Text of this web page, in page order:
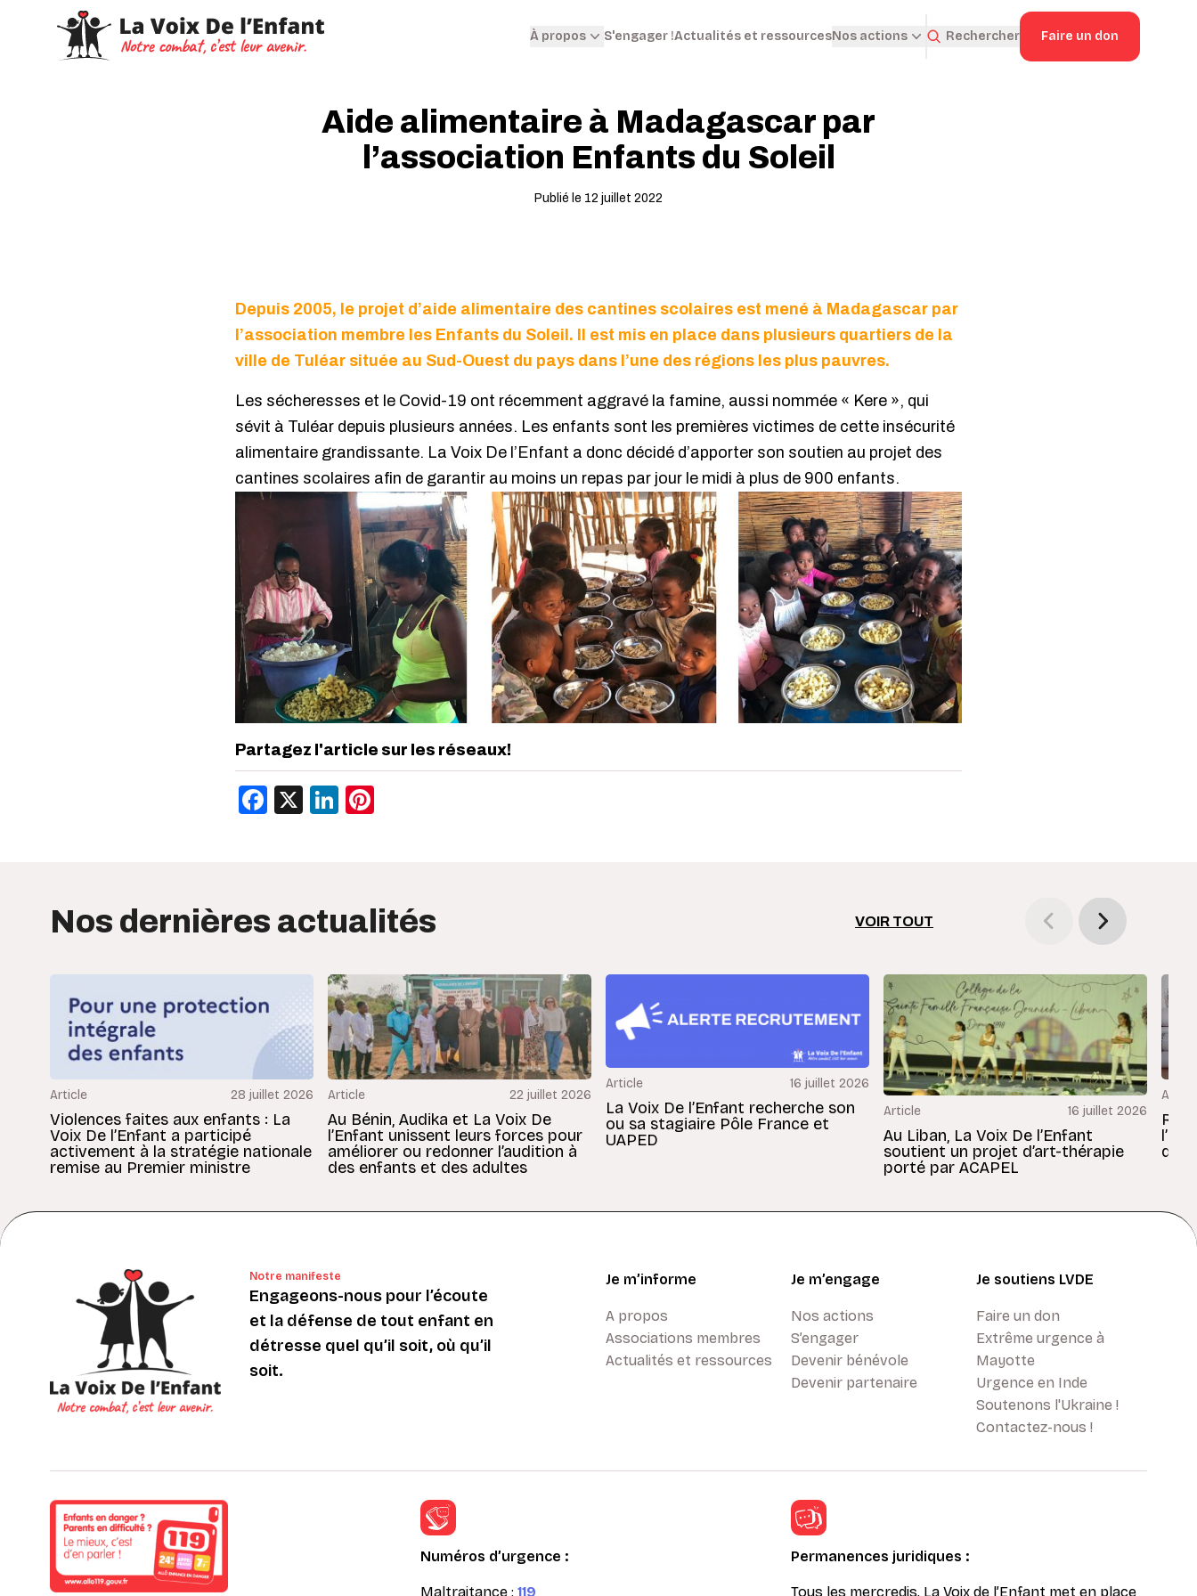
À propos S'engager !Actualités et ressourcesNos actions Rechercher Faire un don
Aide alimentaire à Madagascar par
l’association Enfants du Soleil
Publié le 12 juillet 2022
Depuis 2005, le projet d’aide alimentaire des cantines scolaires est mené à Madagascar par
l’association membre les Enfants du Soleil. Il est mis en place dans plusieurs quartiers de la
ville de Tuléar située au Sud-Ouest du pays dans l’une des régions les plus pauvres.
Les sécheresses et le Covid-19 ont récemment aggravé la famine, aussi nommée « Kere », qui
sévit à Tuléar depuis plusieurs années. Les enfants sont les premières victimes de cette insécurité
alimentaire grandissante. La Voix De l’Enfant a donc décidé d’apporter son soutien au projet des
cantines scolaires afin de garantir au moins un repas par jour le midi à plus de 900 enfants.
Partagez l'article sur les réseaux!
Facebook
X LinkedIn
Nos dernières actualités VOIR TOUT
Article 28 juillet 2026
Violences faites aux enfants : La
Voix De l’Enfant a participé
activement à la stratégie nationale
remise au Premier ministre
Article 22 juillet 2026
Au Bénin, Audika et La Voix De
l’Enfant unissent leurs forces pour
améliorer ou redonner l’audition à
des enfants et des adultes
Article 16 juillet 2026
La Voix De l’Enfant recherche son
ou sa stagiaire Pôle France et
UAPED
Article 16 juillet 2026
Au Liban, La Voix De l’Enfant
soutient un projet d’art-thérapie
porté par ACAPEL
Notre manifeste
Engageons-nous pour l’écoute
et la défense de tout enfant en
détresse quel qu’il soit, où qu’il
soit.
Je m’informe
A propos
Associations membres
Actualités et ressources
Je m’engage
Nos actions
S’engager
Devenir bénévole
Devenir partenaire
Je soutiens LVDE
Faire un don
Extrême urgence à
Mayotte
Urgence en Inde
Soutenons l'Ukraine !
Contactez-nous !
Numéros d’urgence :
Maltraitance : 119
Permanences juridiques :
Tous les mercredis, La Voix de l’Enfant met en place